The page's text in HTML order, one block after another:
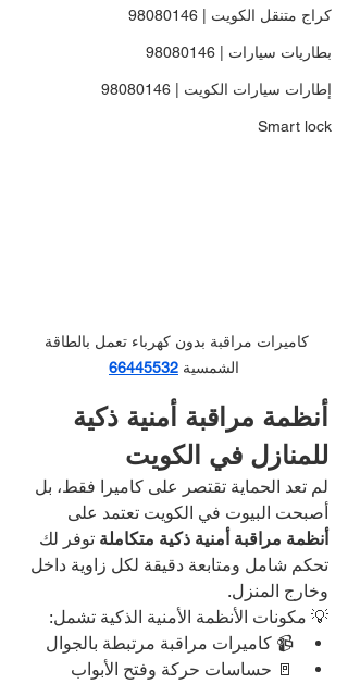
كراج متنقل الكويت | 98080146
بطاريات سيارات | 98080146
إطارات سيارات الكويت | 98080146
Smart lock
كاميرات مراقبة بدون كهرباء تعمل بالطاقة
الشمسية 66445532
أنظمة مراقبة أمنية ذكية
للمنازل في الكويت
لم تعد الحماية تقتصر على كاميرا فقط، بل
أصبحت البيوت في الكويت تعتمد على
أنظمة مراقبة أمنية ذكية متكاملة توفر لك
تحكم شامل ومتابعة دقيقة لكل زاوية داخل
وخارج المنزل.
💡 مكونات الأنظمة الأمنية الذكية تشمل:
📹 كاميرات مراقبة مرتبطة بالجوال
🚪 حساسات حركة وفتح الأبواب